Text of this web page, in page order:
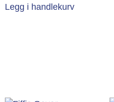
Legg i handlekurv